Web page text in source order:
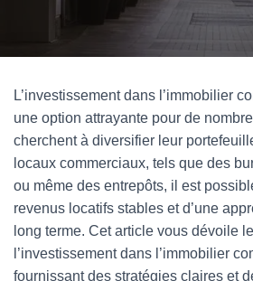
L’investissement dans l’immobilier
une option attrayante pour de
cherchent à diversifier leur
locaux commerciaux, tels que des
ou même des entrepôts, il est
revenus locatifs stables et d’une
long terme. Cet article vous dévoile
l’investissement dans l’immobilier
fournissant des stratégies claires et